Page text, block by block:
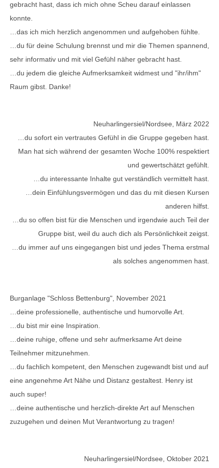
gebracht hast, dass ich mich ohne Scheu darauf einlassen
konnte.
…das ich mich herzlich angenommen und aufgehoben fühlte.
…du für deine Schulung brennst und mir die Themen spannend,
sehr informativ und mit viel Gefühl näher gebracht hast.
…du jedem die gleiche Aufmerksamkeit widmest und "ihr/ihm"
Raum gibst. Danke!
Neuharlingersiel/Nordsee, März 2022
…du sofort ein vertrautes Gefühl in die Gruppe gegeben hast.
Man hat sich während der gesamten Woche 100% respektiert
und gewertschätzt gefühlt.
…du interessante Inhalte gut verständlich vermittelt hast.
…dein Einfühlungsvermögen und das du mit diesen Kursen
anderen hilfst.
…du so offen bist für die Menschen und irgendwie auch Teil der
Gruppe bist, weil du auch dich als Persönlichkeit zeigst.
…du immer auf uns eingegangen bist und jedes Thema erstmal
als solches angenommen hast.
Burganlage "Schloss Bettenburg", November 2021
…deine professionelle, authentische und humorvolle Art.
…du bist mir eine Inspiration.
…deine ruhige, offene und sehr aufmerksame Art deine
Teilnehmer mitzunehmen.
…du fachlich kompetent, den Menschen zugewandt bist und auf
eine angenehme Art Nähe und Distanz gestaltest. Henry ist
auch super!
…deine authentische und herzlich-direkte Art auf Menschen
zuzugehen und deinen Mut Verantwortung zu tragen!
Neuharlingersiel/Nordsee, Oktober 2021